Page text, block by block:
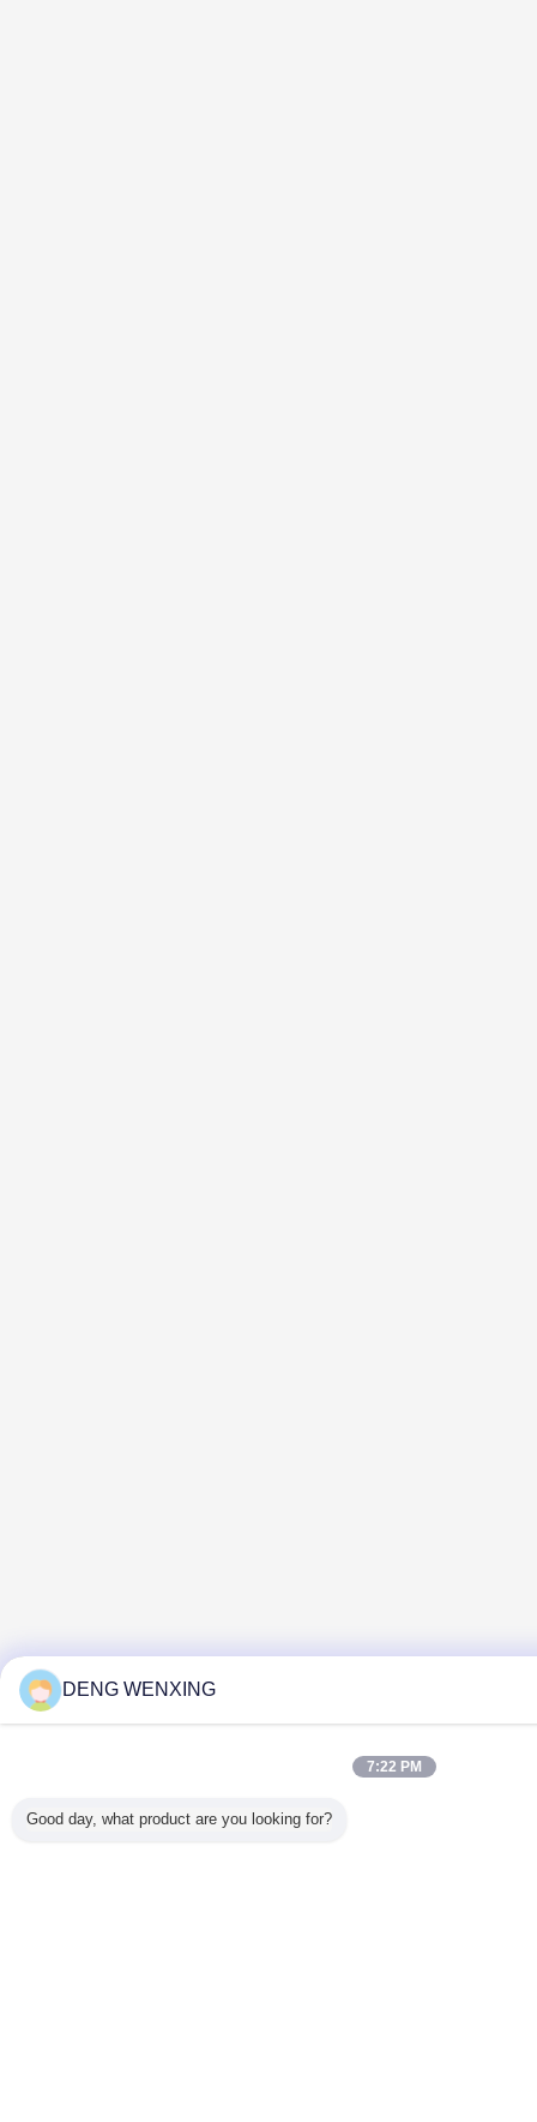
DENG WENXING
7:22 PM
Good day, what product are you looking for?